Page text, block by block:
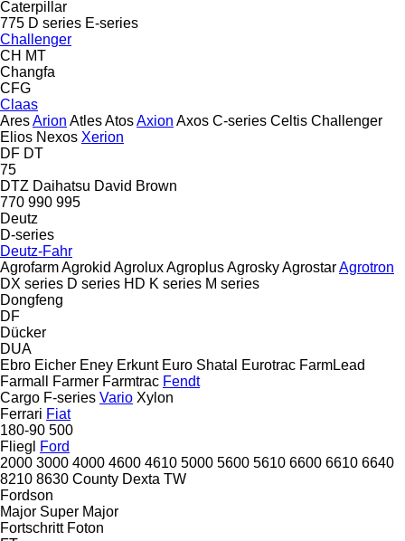
Caterpillar
775 D series E-series
Challenger
CH MT
Changfa
CFG
Claas
AresArion AtlesAtosAxion Axos C-series Celtis Challenger
Elios Nexos Xerion
DF DT
75
DTZ Daihatsu David Brown
770 990 995
Deutz
D-series
Deutz-Fahr
AgrofarmAgrokid AgroluxAgroplusAgroskyAgrostarAgrotron
DX series D series HD K series M series
Dongfeng
DF
Dücker
DUA
Ebro Eicher Eney Erkunt Euro Shatal Eurotrac FarmLead
Farmall
Farmer Farmtrac Fendt
Cargo F-series Vario Xylon
Ferrari Fiat
180-90 500
Fliegl
Ford
2000 3000 4000 4600 4610 5000 5600 5610 6600 6610 6640
8210 8630 County Dexta TW
Fordson
Major Super Major
Fortschritt Foton